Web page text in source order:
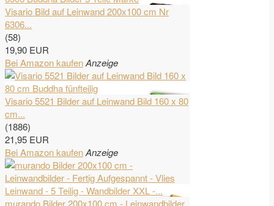
Visario Bild auf Leinwand 200x100 cm Nr
6306...
(58)
19,90 EUR
Bei Amazon kaufenAnzeige
Visario 5521 Bilder auf Leinwand Bild 160 x 80
cm...
(1886)
21,95 EUR
Bei Amazon kaufenAnzeige
murando Bilder 200x100 cm - Leinwandbilder